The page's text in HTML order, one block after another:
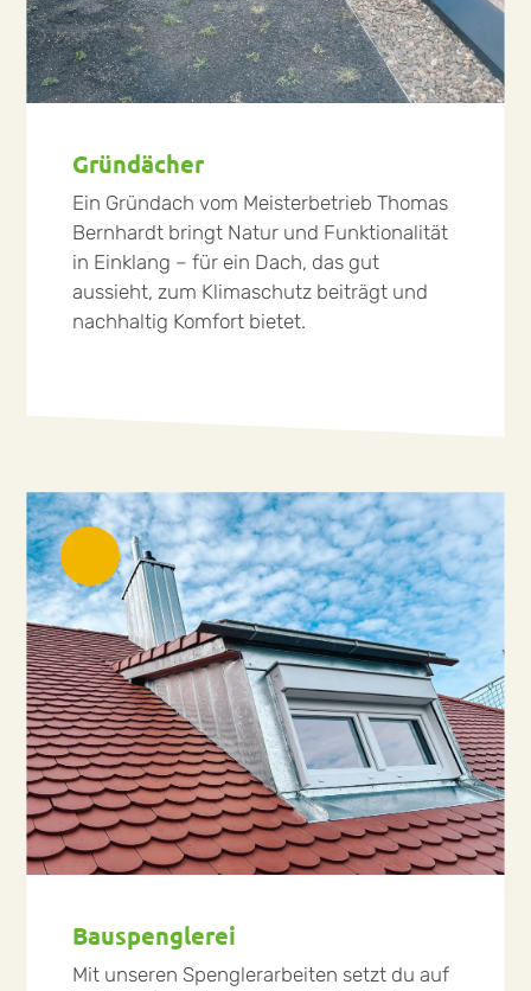
Gründächer
Ein Gründach vom Meisterbetrieb Thomas
Bernhardt bringt Natur und Funktionalität
in Einklang – für ein Dach, das gut
aussieht, zum Klimaschutz beiträgt und
nachhaltig Komfort bietet.
Bauspenglerei
Mit unseren Spenglerarbeiten setzt du auf